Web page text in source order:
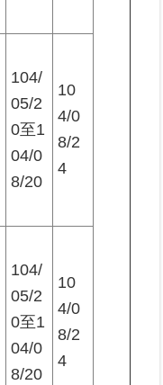
104/
05/2
0至1
04/0
8/20
10
4/0
8/2
4
104/
05/2
0至1
04/0
8/20
10
4/0
8/2
4